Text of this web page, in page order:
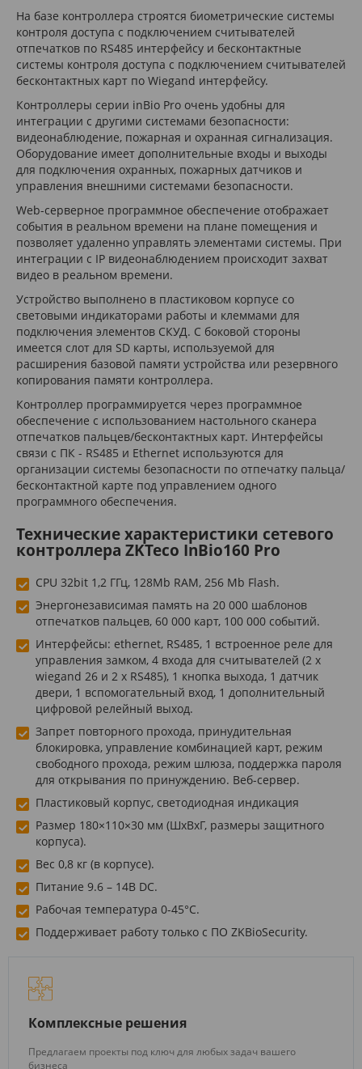
На базе контроллера строятся биометрические системы
контроля доступа с подключением считывателей
отпечатков по RS485 интерфейсу и бесконтактные
системы контроля доступа с подключением считывателей
бесконтактных карт по Wiegand интерфейсу.
Контроллеры серии inBio Pro очень удобны для
интеграции с другими системами безопасности:
видеонаблюдение, пожарная и охранная сигнализация.
Оборудование имеет дополнительные входы и выходы
для подключения охранных, пожарных датчиков и
управления внешними системами безопасности.
Web-серверное программное обеспечение отображает
события в реальном времени на плане помещения и
позволяет удаленно управлять элементами системы. При
интеграции с IP видеонаблюдением происходит захват
видео в реальном времени.
Устройство выполнено в пластиковом корпусе со
световыми индикаторами работы и клеммами для
подключения элементов СКУД. С боковой стороны
имеется слот для SD карты, используемой для
расширения базовой памяти устройства или резервного
копирования памяти контроллера.
Контроллер программируется через программное
обеспечение с использованием настольного сканера
отпечатков пальцев/бесконтактных карт. Интерфейсы
связи с ПК - RS485 и Ethernet используются для
организации системы безопасности по отпечатку пальца/
бесконтактной карте под управлением одного
программного обеспечения.
Технические характеристики сетевого
контроллера ZKTeco InBio160 Pro
CPU 32bit 1,2 ГГц, 128Mb RAM, 256 Mb Flash.
Энергонезависимая память на 20 000 шаблонов
отпечатков пальцев, 60 000 карт, 100 000 событий.
Интерфейсы: ethernet, RS485, 1 встроенное реле для
управления замком, 4 входа для считывателей (2 x
wiegand 26 и 2 x RS485), 1 кнопка выхода, 1 датчик
двери, 1 вспомогательный вход, 1 дополнительный
цифровой релейный выход.
Запрет повторного прохода, принудительная
блокировка, управление комбинацией карт, режим
свободного прохода, режим шлюза, поддержка пароля
для открывания по принуждению. Веб-сервер.
Пластиковый корпус, светодиодная индикация
Размер 180×110×30 мм (ШxВxГ, размеры защитного
корпуса).
Вес 0,8 кг (в корпусе).
Питание 9.6 – 14В DC.
Рабочая температура 0-45°C.
Поддерживает работу только с ПО ZKBioSecurity.
Комплексные решения
Предлагаем проекты под ключ для любых задач вашего
бизнеса